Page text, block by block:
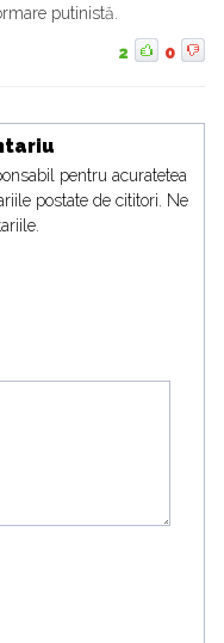
putinistă.
2 0
pentru acuratetea
postate de cititori. Ne